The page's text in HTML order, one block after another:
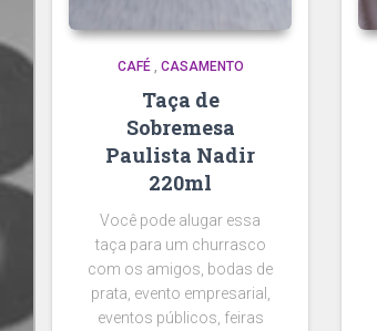
CAFÉ, CASAMENTO
Taça de
Sobremesa
Paulista Nadir
220ml
Você pode alugar essa
taça para um churrasco
com os amigos, bodas de
prata, evento empresarial,
eventos públicos, feiras